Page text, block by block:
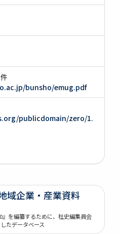
bunsho/emug.pdf
publicdomain/zero/1.
域企業・産業資料
』を編纂するために、社史編集員会
たデータベース